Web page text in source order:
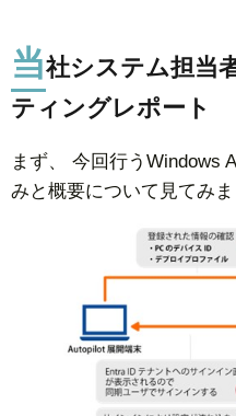
当社システム担当
ティングレポート
まず、 今回行うWindows
みと概要について見てみま